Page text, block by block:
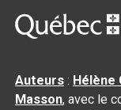
Auteurs :
Masson, avec le